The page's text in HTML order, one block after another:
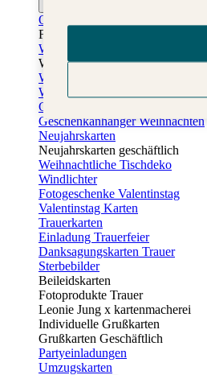
Osterkarten
Fotogeschenke zu Ostern
Weihnachtskarten
Weihnachtskarten selbst gestalten
Weihnachtskarten geschäftlich
Weihnachtsfeier Einladungen
Geschenkaufkleber Weihnachten
Geschenkanhänger Weihnachten
Neujahrskarten
Neujahrskarten geschäftlich
Weihnachtliche Tischdeko
Windlichter
Fotogeschenke Valentinstag
Valentinstag Karten
Trauerkarten
Einladung Trauerfeier
Danksagungskarten Trauer
Sterbebilder
Beileidskarten
Fotoprodukte Trauer
Leonie Jung x kartenmacherei
Individuelle Grußkarten
Grußkarten Geschäftlich
Partyeinladungen
Umzugskarten